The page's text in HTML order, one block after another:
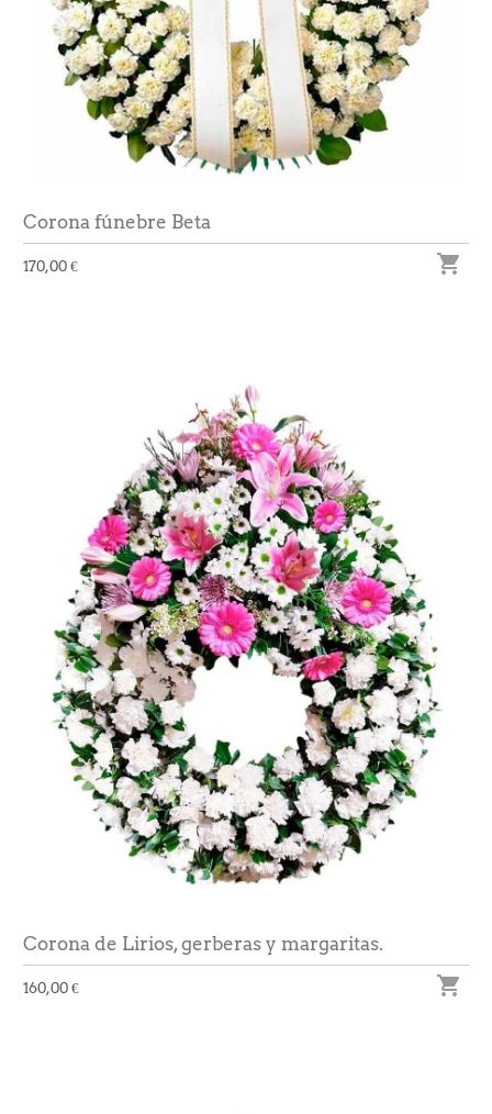
Corona fúnebre Beta
170,00 € 
Corona de Lirios, gerberas y margaritas.
160,00 € 